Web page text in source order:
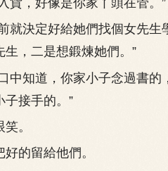
決定好給她們找個女先生
，二是想鍛煉她們。”
知道，你家小子念過書的
接手的。”
。
的留給他們。